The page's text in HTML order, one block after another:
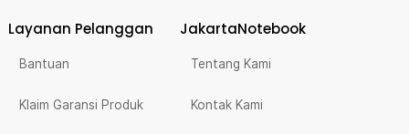
Layanan Pelanggan
Bantuan
Klaim Garansi Produk
JakartaNotebook
Tentang Kami
Kontak Kami